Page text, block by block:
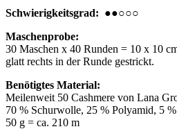
Schwierigkeitsgrad: ●●○○○
Maschenprobe:
30 Maschen x 40 Runden = 10 x 10
glatt rechts in der Runde gestrickt.
Benötigtes Material:
Meilenweit 50 Cashmere von Lana
70 % Schurwolle, 25 % Polyamid, 5
50 g = ca. 210 m